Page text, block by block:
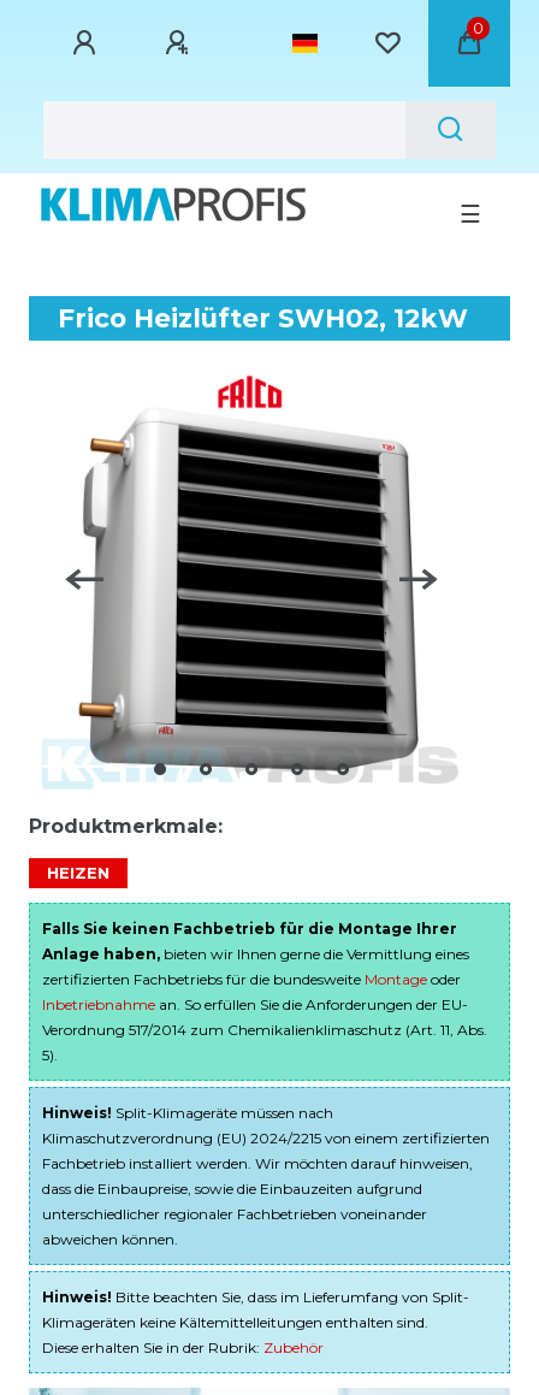
0
☰
Frico Heizlüfter SWH02, 12kW
Produktmerkmale:
HEIZEN
Falls Sie keinen Fachbetrieb für die Montage Ihrer
Anlage haben, bieten wir Ihnen gerne die Vermittlung eines
zertifizierten Fachbetriebs für die bundesweite Montage oder
Inbetriebnahme an. So erfüllen Sie die Anforderungen der EU-
Verordnung 517/2014 zum Chemikalienklimaschutz (Art. 11, Abs.
5).
Hinweis! Split-Klimageräte müssen nach
Klimaschutzverordnung (EU) 2024/2215 von einem zertifizierten
Fachbetrieb installiert werden. Wir möchten darauf hinweisen,
dass die Einbaupreise, sowie die Einbauzeiten aufgrund
unterschiedlicher regionaler Fachbetrieben voneinander
abweichen können.
Hinweis! Bitte beachten Sie, dass im Lieferumfang von Split-
Klimageräten keine Kältemittelleitungen enthalten sind.
Diese erhalten Sie in der Rubrik: Zubehör